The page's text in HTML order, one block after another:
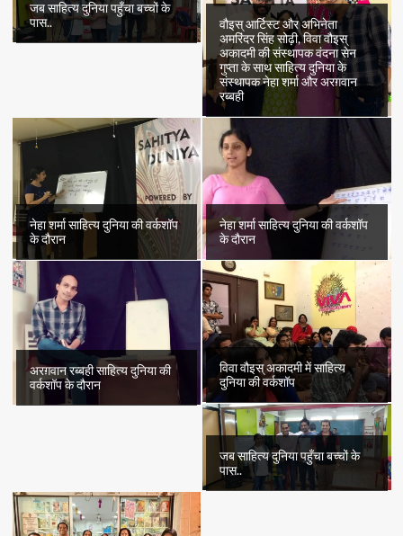
जब साहित्य दुनिया पहुँचा बच्चों के
पास..
वौइस् आर्टिस्ट और अभिनेता
अमरिंदर सिंह सोढ़ी, विवा वौइस्
अकादमी की संस्थापक वंदना सेन
गुप्ता के साथ साहित्य दुनिया के
संस्थापक नेहा शर्मा और अरग़वान
रब्बही
नेहा शर्मा साहित्य दुनिया की वर्कशॉप
के दौरान
नेहा शर्मा साहित्य दुनिया की वर्कशॉप
के दौरान
अरग़वान रब्बही साहित्य दुनिया की
वर्कशॉप के दौरान
विवा वौइस् अकादमी में साहित्य
दुनिया की वर्कशॉप
जब साहित्य दुनिया पहुँचा बच्चों के
पास..